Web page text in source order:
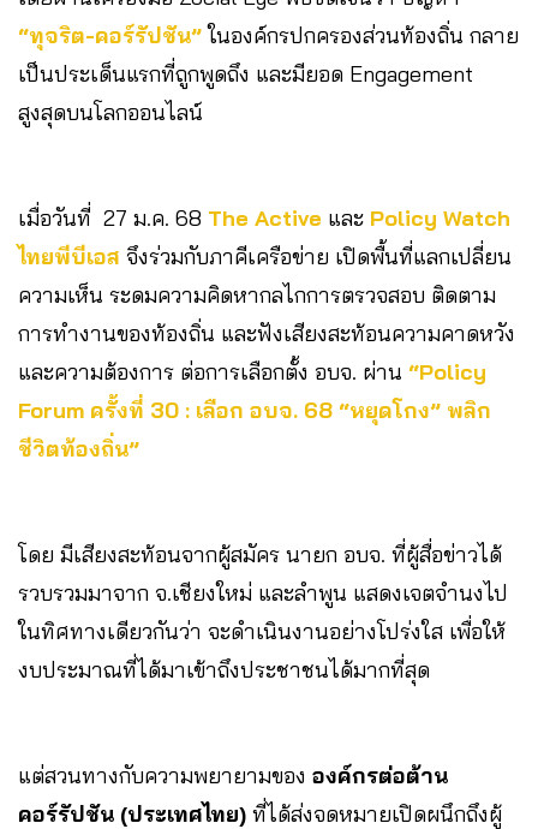
“ทุจริต-คอร์รัปชัน”ในองค์กรปกครองส่วนท้องถิ่น กลาย
เป็นประเด็นแรกที่ถูกพูดถึง และมียอด Engagement
สูงสุดบนโลกออนไลน์
เมื่อวันที่ 27 ม.ค. 68 The Active และ Policy Watch
ไทยพีบีเอส จึงร่วมกับภาคีเครือข่าย เปิดพื้นที่แลกเปลี่ยน
ความเห็น ระดมความคิดหากลไกการตรวจสอบ ติดตาม
การทำงานของท้องถิ่น และฟังเสียงสะท้อนความคาดหวัง
และความต้องการ ต่อการเลือกตั้ง อบจ. ผ่าน “Policy
Forum ครั้งที่ 30 : เลือก อบจ. 68 “หยุดโกง” พลิก
ชีวิตท้องถิ่น”
โดย มีเสียงสะท้อนจากผู้สมัคร นายก อบจ. ที่ผู้สื่อข่าวได้
รวบรวมมาจาก จ.เชียงใหม่ และลำพูน แสดงเจตจำนงไป
ในทิศทางเดียวกันว่า จะดำเนินงานอย่างโปร่งใส เพื่อให้
งบประมาณที่ได้มาเข้าถึงประชาชนได้มากที่สุด
แต่สวนทางกับความพยายามของ องค์กรต่อต้าน
คอร์รัปชัน (ประเทศไทย) ที่ได้ส่งจดหมายเปิดผนึกถึงผู้